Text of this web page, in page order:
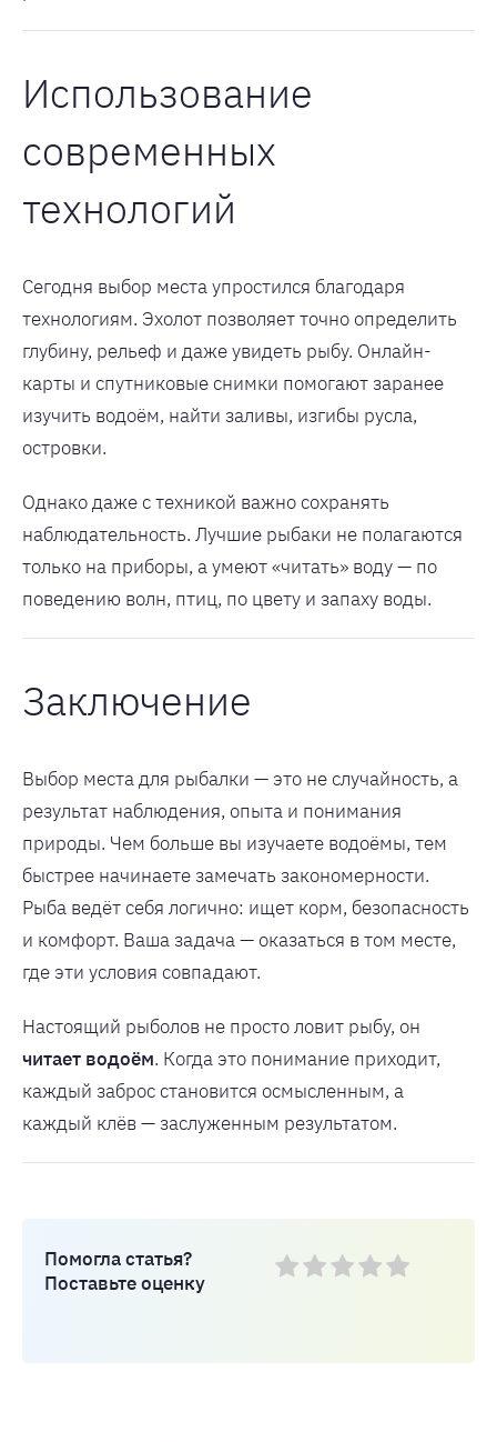
Использование
современных
технологий
Сегодня выбор места упростился благодаря
технологиям. Эхолот позволяет точно определить
глубину, рельеф и даже увидеть рыбу. Онлайн-
карты и спутниковые снимки помогают заранее
изучить водоём, найти заливы, изгибы русла,
островки.
Однако даже с техникой важно сохранять
наблюдательность. Лучшие рыбаки не полагаются
только на приборы, а умеют «читать» воду — по
поведению волн, птиц, по цвету и запаху воды.
Заключение
Выбор места для рыбалки — это не случайность, а
результат наблюдения, опыта и понимания
природы. Чем больше вы изучаете водоёмы, тем
быстрее начинаете замечать закономерности.
Рыба ведёт себя логично: ищет корм, безопасность
и комфорт. Ваша задача — оказаться в том месте,
где эти условия совпадают.
Настоящий рыболов не просто ловит рыбу, он
читает водоём. Когда это понимание приходит,
каждый заброс становится осмысленным, а
каждый клёв — заслуженным результатом.
Помогла статья?
Поставьте оценку